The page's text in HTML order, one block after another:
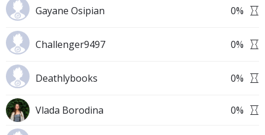
Gayane Osipian 0%
Challenger9497 0%
Deathlybooks 0%
Vlada Borodina 0%